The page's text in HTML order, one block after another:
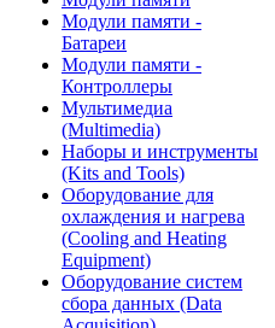
Модули памяти -
Батареи
Модули памяти -
Контроллеры
Мультимедиа
(Multimedia)
Наборы и инструменты
(Kits and Tools)
Оборудование для
охлаждения и нагрева
(Cooling and Heating
Equipment)
Оборудование систем
сбора данных (Data